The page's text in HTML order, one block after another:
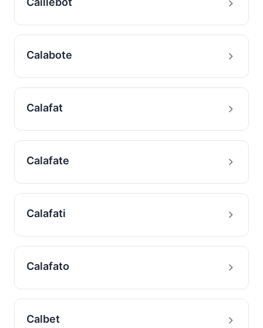
Calabote
Calafat
Calafate
Calafati
Calafato
Calbet